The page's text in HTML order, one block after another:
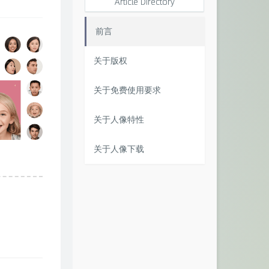
前言
关于版权
关于免费使用要求
关于人像特性
关于人像下载